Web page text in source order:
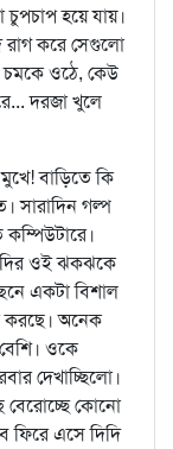
হয়ে যায়।
রাগ করে সেগুলো
ওঠে, কেউ
দরজা খুলে
বাড়িতে কি
সারাদিন গল্প
ওই ঝকঝকে
একটা বিশাল
অনেক
ওকে
দেখাচ্ছিলো।
বেরোচ্ছে কোনো
ফিরে এসে দিদি